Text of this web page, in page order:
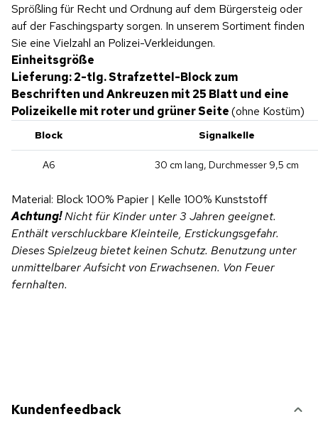
Sprößling für Recht und Ordnung auf dem Bürgersteig oder
auf der Faschingsparty sorgen. In unserem Sortiment finden
Sie eine Vielzahl an Polizei-Verkleidungen.
Einheitsgröße
Lieferung: 2-tlg. Strafzettel-Block zum
Beschriften und Ankreuzen mit 25 Blatt und eine
Polizeikelle mit roter und grüner Seite(ohne Kostüm)
Block Signalkelle
A6 30 cm lang, Durchmesser 9,5 cm
Material: Block 100% Papier | Kelle 100% Kunststoff
Achtung!Nicht für Kinder unter 3 Jahren geeignet.
Enthält verschluckbare Kleinteile, Erstickungsgefahr.
Dieses Spielzeug bietet keinen Schutz. Benutzung unter
unmittelbarer Aufsicht von Erwachsenen. Von Feuer
fernhalten.
Kundenfeedback